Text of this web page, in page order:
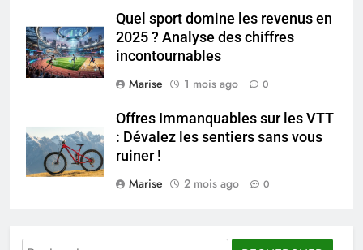
Quel sport domine les revenus en
2025 ? Analyse des chiffres
incontournables
Marise
1 mois ago 0
Offres Immanquables sur les VTT
: Dévalez les sentiers sans vous
ruiner !
Marise
2 mois ago 0
Ordinary
SANTÉ
7
Prévenir les chutes chez les
exercices
BIEN ÊTRE
8
Voyance à La Rochelle : où
sérieux à un tarif juste ?
BIEN ÊTRE